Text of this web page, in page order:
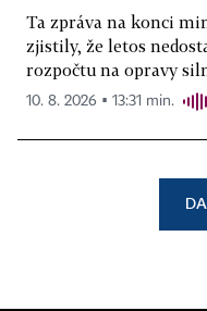
Ta zpráva na konci
zjistily, že letos
rozpočtu na opravy
10. 8. 2026 ▪ 13:31 min.